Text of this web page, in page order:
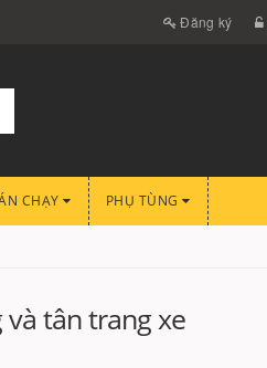
Đăng ký
CHẠY PHỤ TÙNG
tân trang xe